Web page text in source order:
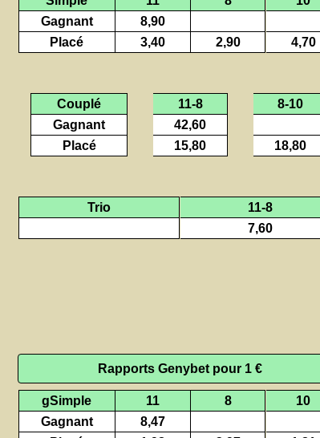
Gagnant
8,90
Placé
3,40 2,90 4,70
Couplé 11-8
8-10
Gagnant
42,60
Placé
15,80 18,80
Trio
11-8
7,60
Rapports Genybet pour 1 €
gSimple 11 8
10
Gagnant
8,47